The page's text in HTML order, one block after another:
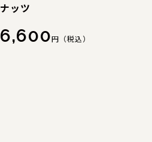
ナッツ
6,600円（税込）